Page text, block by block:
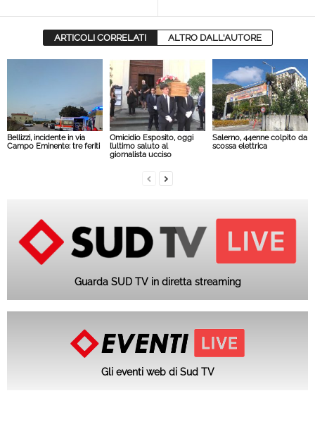
ARTICOLI CORRELATI ALTRO DALL'AUTORE
Bellizzi, incidente in via
Campo Eminente: tre feriti
Omicidio Esposito, oggi
l’ultimo saluto al
giornalista ucciso
Salerno, 44enne colpito da
scossa elettrica
Guarda SUD TV in diretta streaming
Gli eventi web di Sud TV